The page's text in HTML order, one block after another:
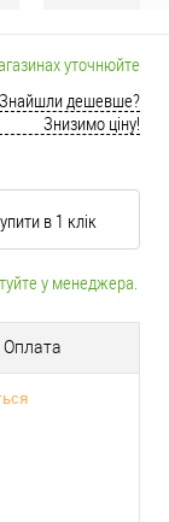
уточнюйте
Знайшли дешевше?
Знизимо ціну!
в 1 клік
у менеджера.
Оплата